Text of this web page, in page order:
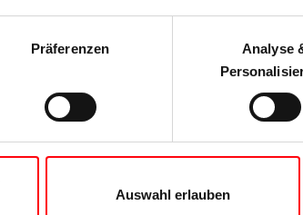
Präferenzen
Analyse
Auswahl erlauben
Magnetfeld unterbrochen und ein Signal an die
Einbruchmeldeanlage abgesetzt.